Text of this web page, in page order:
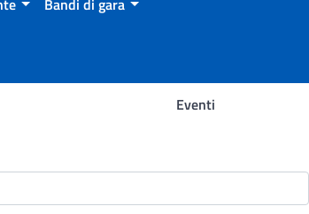
Bandi di gara
Eventi